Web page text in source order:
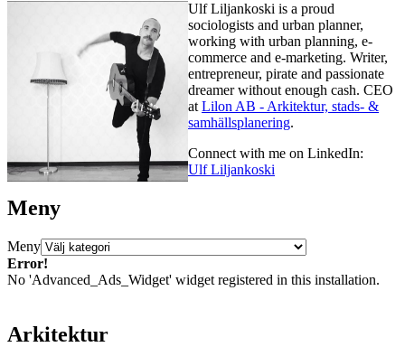
Ulf Liljankoski is a proud
sociologists and urban planner,
working with urban planning, e-
commerce and e-marketing. Writer,
entrepreneur, pirate and passionate
dreamer without enough cash. CEO
at Lilon AB - Arkitektur, stads- &
samhällsplanering.
Connect with me on LinkedIn:
Ulf Liljankoski
Meny
Meny
Error!
No 'Advanced_Ads_Widget' widget registered in this installation.
Arkitektur